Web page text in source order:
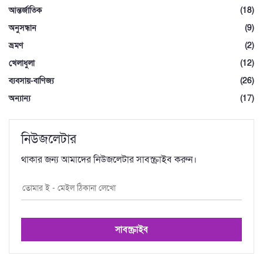
আন্তর্জাতিক
(18)
অনুসন্ধান
(9)
ভ্রমণ
(2)
খেলাধুলা
(12)
ব্যবসায়-বাণিজ্য
(26)
অন্যান্য
(17)
নিউজলেটার
থাকার জন্য আমাদের নিউজলেটার সাবস্ক্রাইব করুন।
সাবস্ক্রাইব